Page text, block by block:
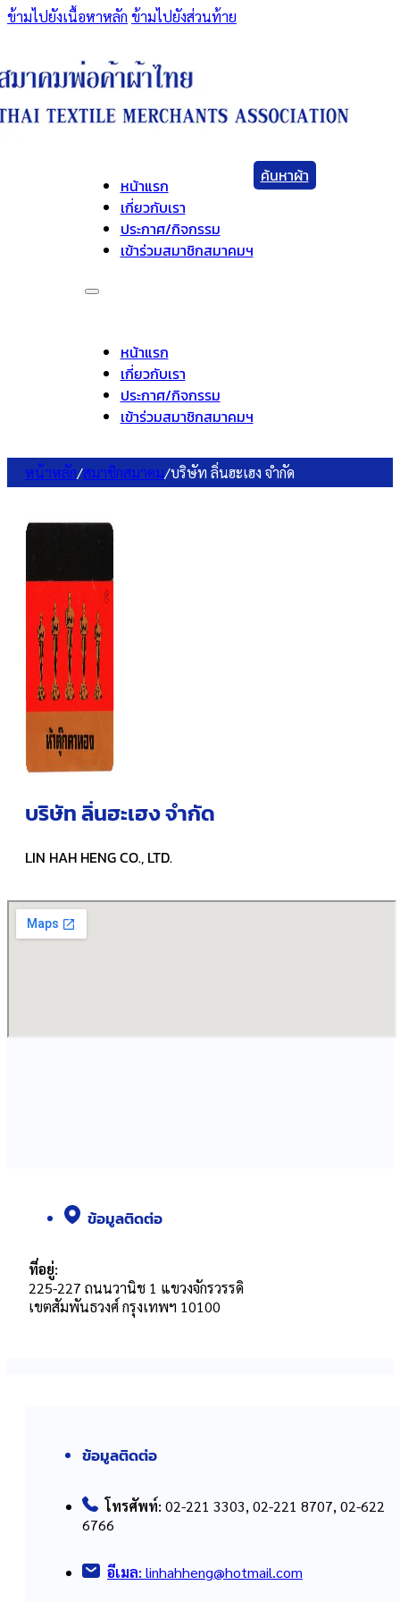
ข้ามไปยังเนื้อหาหลัก ข้ามไปยังส่วนท้าย
หน้าแรก
เกี่ยวกับเรา
ประกาศ/กิจกรรม
เข้าร่วมสมาชิกสมาคมฯ
หน้าแรก
เกี่ยวกับเรา
ประกาศ/กิจกรรม
เข้าร่วมสมาชิกสมาคมฯ
ค้นหาผ้า
หน้าหลัก/สมาชิกสมาคม/บริษัท ลิ่นฮะเฮง จำกัด
บริษัท ลิ่นฮะเฮง จำกัด
LIN HAH HENG CO., LTD.
ข้อมูลติดต่อ
ที่อยู่:
225-227 ถนนวานิช 1 แขวงจักรวรรดิ
เขตสัมพันธวงศ์ กรุงเทพฯ 10100
ข้อมูลติดต่อ
โทรศัพท์: 02-221 3303, 02-221 8707, 02-622
6766
อีเมล: linhahheng@hotmail.com